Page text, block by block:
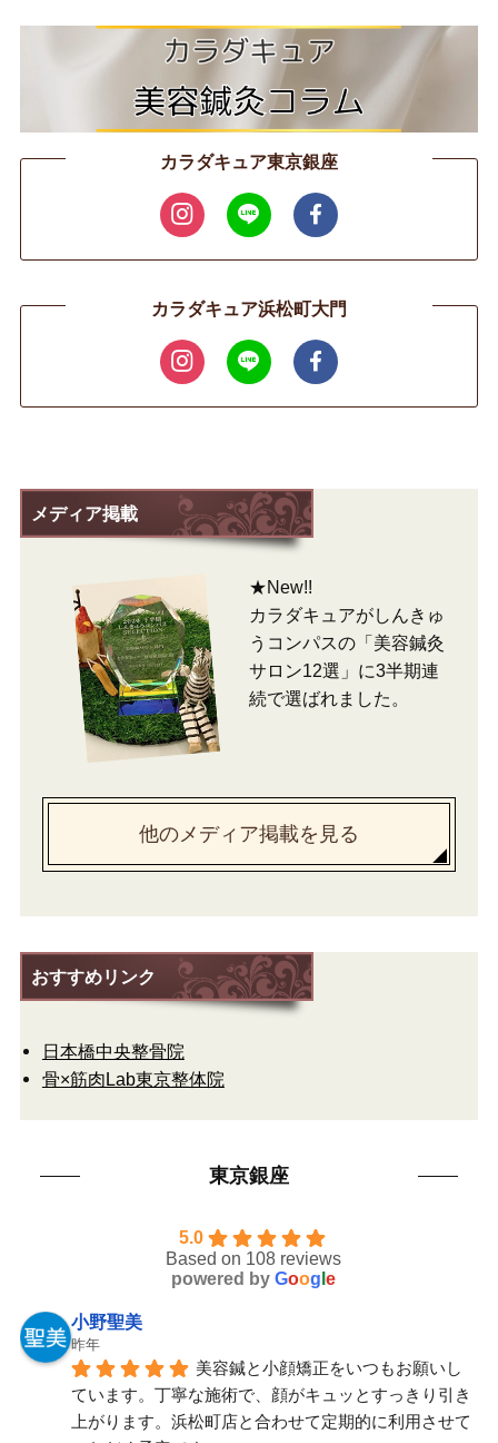
カラダキュア東京銀座
カラダキュア浜松町大門
メディア掲載
★New!!
カラダキュアがしんきゅ
うコンパスの「美容鍼灸
サロン12選」に3半期連
続で選ばれました。
他のメディア掲載を見る
おすすめリンク
日本橋中央整骨院
骨×筋肉Lab東京整体院
東京銀座
5.0
Based on 108 reviews
powered by Goog e
小野聖美
昨年
美容鍼と小顔矯正をいつもお願いし
ています。丁寧な施術で、顔がキュッとすっきり引き
上がります。浜松町店と合わせて定期的に利用させて